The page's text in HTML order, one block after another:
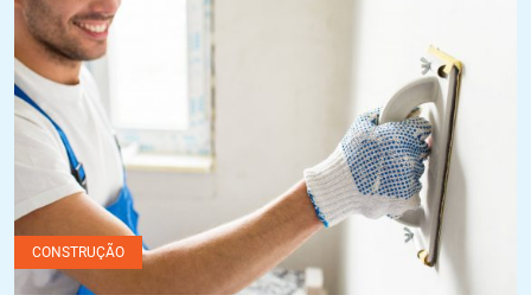
Preparando superfícies para revestimento: dicas e truques
CONSTRUÇÃO